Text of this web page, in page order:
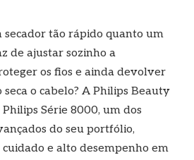
secador tão rápido quanto um
de ajustar sozinho a
os fios e ainda devolver
o cabelo? A Philips Beauty
Série 8000, um dos
do seu portfólio,
e alto desempenho em